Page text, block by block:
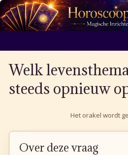
Welk
steeds opnieuw
Het orakel wordt
Over deze vraag